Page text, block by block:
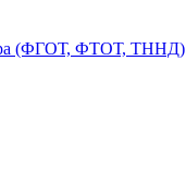
(ФГОТ, ФТОТ, ТННД)